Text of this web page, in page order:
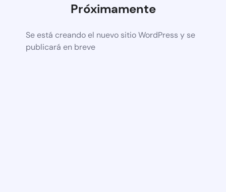
Próximamente
Se está creando el nuevo sitio WordPress y se
publicará en breve